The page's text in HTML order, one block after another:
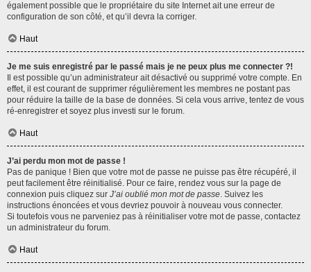
également possible que le propriétaire du site Internet ait une erreur de
configuration de son côté, et qu’il devra la corriger.
Haut
Je me suis enregistré par le passé mais je ne peux plus me connecter ?!
Il est possible qu’un administrateur ait désactivé ou supprimé votre compte. En
effet, il est courant de supprimer régulièrement les membres ne postant pas
pour réduire la taille de la base de données. Si cela vous arrive, tentez de vous
ré-enregistrer et soyez plus investi sur le forum.
Haut
J’ai perdu mon mot de passe !
Pas de panique ! Bien que votre mot de passe ne puisse pas être récupéré, il
peut facilement être réinitialisé. Pour ce faire, rendez vous sur la page de
connexion puis cliquez sur J’ai oublié mon mot de passe. Suivez les
instructions énoncées et vous devriez pouvoir à nouveau vous connecter.
Si toutefois vous ne parveniez pas à réinitialiser votre mot de passe, contactez
un administrateur du forum.
Haut